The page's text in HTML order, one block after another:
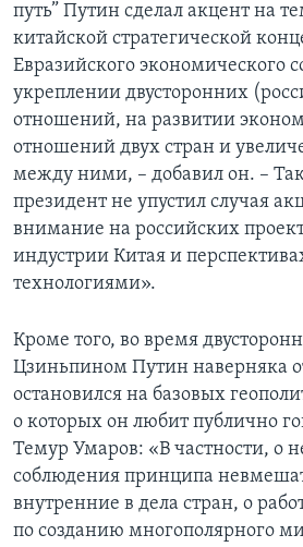
путь” Путин сделал акцент на
китайской стратегической
Евразийского экономического
укреплении двусторонних
отношений, на развитии
отношений двух стран и
между ними, – добавил он. –
президент не упустил случая
внимание на российских
индустрии Китая и
технологиями».
Кроме того, во время
Цзиньпином Путин наверняка
остановился на базовых
о которых он любит публично
Темур Умаров: «В частности, о
соблюдения принципа
внутренние в дела стран, о
по созданию многополярного